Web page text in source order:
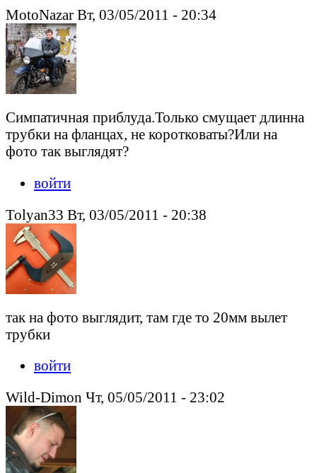
MotoNazar Вт, 03/05/2011 - 20:34
Симпатичная приблуда.Только смущает длинна
трубки на фланцах, не коротковаты?Или на
фото так выглядят?
войти
Tolyan33 Вт, 03/05/2011 - 20:38
так на фото выглядит, там где то 20мм вылет
трубки
войти
Wild-Dimon Чт, 05/05/2011 - 23:02